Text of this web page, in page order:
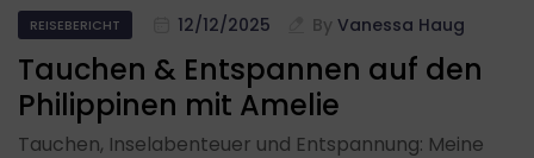
REISEBERICHT 12/12/2025 By Vanessa Haug
Tauchen & Entspannen auf den
Philippinen mit Amelie
Tauchen, Inselabenteuer und Entspannung: Meine